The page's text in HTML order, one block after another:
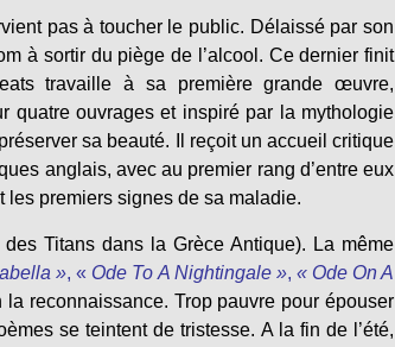
pas à toucher le public. Délaissé par son
à sortir du piège de l’alcool. Ce dernier finit
travaille à sa première grande œuvre,
quatre ouvrages et inspiré par la mythologie
sa beauté. Il reçoit un accueil critique
anglais, avec au premier rang d’entre eux
les premiers signes de sa maladie.
Titans dans la Grèce Antique). La même
», « Ode To A Nightingale », « Ode On A
reconnaissance. Trop pauvre pour épouser
se teintent de tristesse. A la fin de l’été,